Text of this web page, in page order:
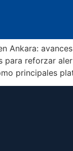
Ankara:
para reforzar
principales